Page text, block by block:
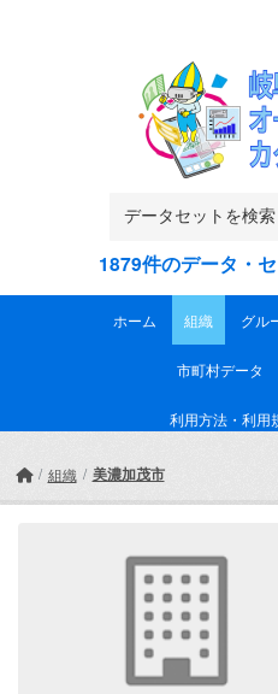
1879件のデータ・
ホーム 組織 グル
市町村データ
利用方法・利用
組織 美濃加茂市